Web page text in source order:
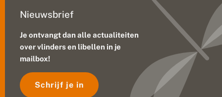
Nieuwsbrief
Je ontvangt dan alle actualiteiten
over vlinders en libellen in je
mailbox!
Schrijf je in